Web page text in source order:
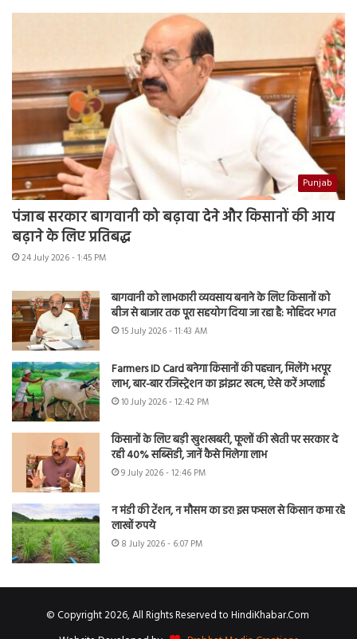
Punjab
पंजाब सरकार बागवानी को बढ़ावा देने और किसानों की आय
बढ़ाने के लिए प्रतिबद्ध
24 July 2026 - 1:45 PM
बागवानी को लाभकारी व्यवसाय बनाने के लिए किसानों को
बीज से बाजार तक पूरा सहयोग दिया जा रहा है: मोहिंदर भगत
15 July 2026 - 11:43 AM
Farmers ID Card बनेगा किसानों की पहचान, मिलेंगे भरपूर
लाभ, बार-बार रजिस्ट्रेशन का झंझट खत्म, ऐसे करें अप्लाई
10 July 2026 - 12:42 PM
किसानों के लिए बड़ी खुशखबरी, फूलों की खेती पर सरकार दे
रही 40% सब्सिडी, जानें कैसे मिलेगा लाभ
9 July 2026 - 12:46 PM
न मंडी की टेंशन, न मौसम का डर! इस फसल से किसान कमा रहे
लाखों रुपये
8 July 2026 - 6:07 PM
© Copyright 2026, All Rights Reserved to HindiKhabar.Com